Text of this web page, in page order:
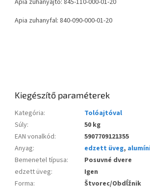
Apia zuhanyfal: 840-090-000-01-20
Kiegészítő paraméterek
Kategória:
Tolóajtóval
Súly:
50 kg
EAN vonalkód:
5907709121355
Anyag: edzett üveg,
Bemenetel típusa:
Posuvné dvere
edzett üveg:
Igen
Forma:
Štvorec/Obdĺžnik